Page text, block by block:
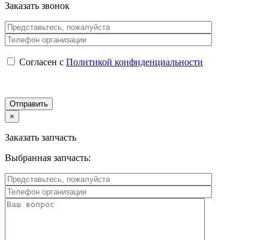
Заказать звонок
Согласен с Политикой конфиденциальности
×
Заказать запчасть
Выбранная запчасть: